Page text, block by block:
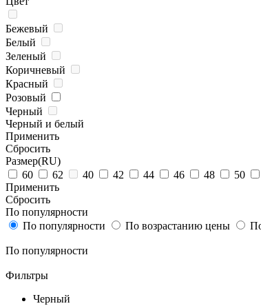
Бежевый
Белый
Зеленый
Коричневый
Красный
Розовый
Черный
Черный и белый
Применить
Cбросить
Размер(RU)
60
62 40 42 44 46 48 50
Применить
Cбросить
По популярности
По популярности
По возрастанию цены
По популярности
Фильтры
Черный